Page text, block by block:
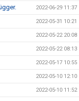
2022-06-29 11:37
2022-05-31 10:21
2022-05-22 20:08
2022-05-22 08:13
2022-05-17 10:55
2022-05-10 12:10
2022-05-10 11:52